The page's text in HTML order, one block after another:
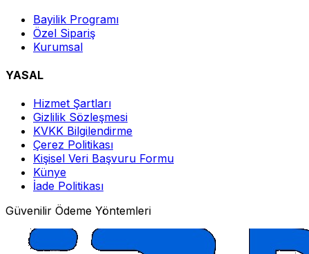
Bayilik Programı
Özel Sipariş
Kurumsal
YASAL
Hizmet Şartları
Gizlilik Sözleşmesi
KVKK Bilgilendirme
Çerez Politikası
Kişisel Veri Başvuru Formu
Künye
İade Politikası
Güvenilir Ödeme Yöntemleri